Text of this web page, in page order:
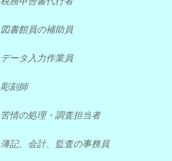
図書館員の補助員
データ入力作業員
彫刻師
苦情の処理・調査担当者
薄記、会計、監査の事務員